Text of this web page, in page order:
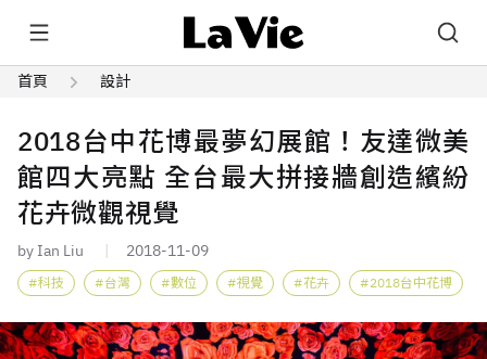
首頁 設計
2018台中花博最夢幻展館！友達微美
館四大亮點 全台最大拼接牆創造繽紛
花卉微觀視覺
by Ian Liu 2018-11-09
科技 台灣 數位 視覺 花卉 2018台中花博